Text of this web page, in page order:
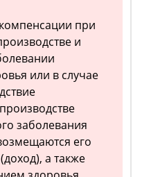
при
и
или в случае
заболевания
его
а также